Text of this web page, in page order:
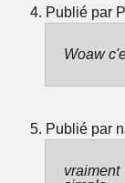
Publié par
Woaw
Publié par